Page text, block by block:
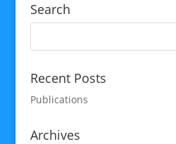
Search
Recent Posts
Publications
Archives